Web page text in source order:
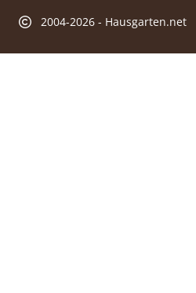
2004-2026 - Hausgarten.net